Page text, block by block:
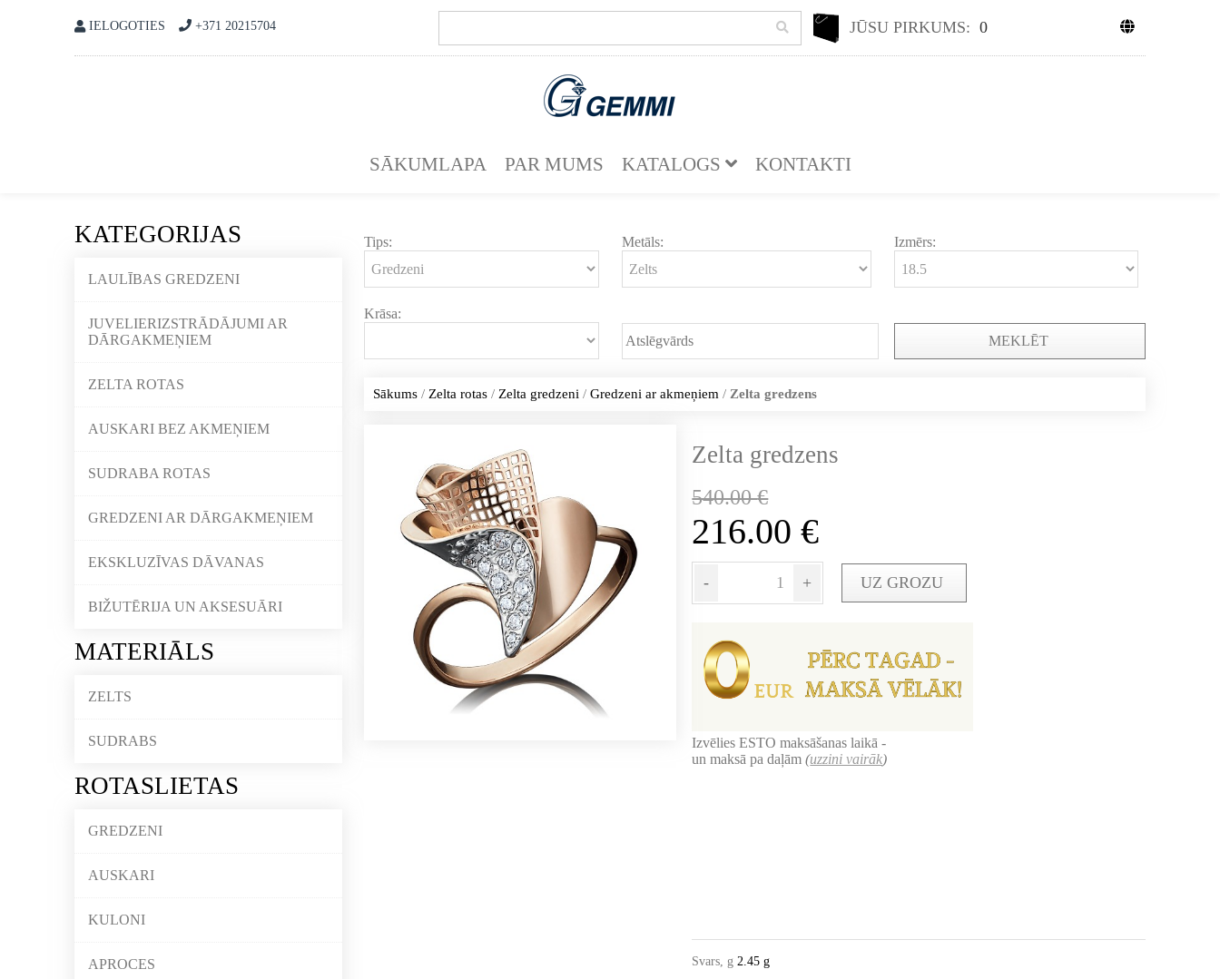
IELOGOTIES +371 20215704 JŪSU PIRKUMS: 0
SĀKUMLAPA PAR MUMS KATALOGS KONTAKTI
KATEGORIJAS
LAULĪBAS GREDZENI
JUVELIERIZSTRĀDĀJUMI AR
DĀRGAKMEŅIEM
ZELTA ROTAS
AUSKARI BEZ AKMEŅIEM
SUDRABA ROTAS
GREDZENI AR DĀRGAKMEŅIEM
EKSKLUZĪVAS DĀVANAS
BIŽUTĒRIJA UN AKSESUĀRI
MATERIĀLS
ZELTS
SUDRABS
ROTASLIETAS
GREDZENI
AUSKARI
KULONI
APROCES
Tips: Metāls: Izmērs:
Krāsa:
MEKLĒT
Sākums/ Zelta rotas/ Zelta gredzeni / Gredzeni ar akmeņiem / Zelta gredzens
Zelta gredzens
540.00€
216.00€
- + UZ GROZU
Izvēlies ESTO maksāšanas laikā -
un maksā pa daļām(uzzini vairāk)
Svars, g 2.45 g